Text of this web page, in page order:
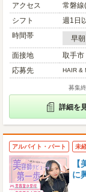
アクセス
常磐線
シフト
週1日
時間帯
早朝
面接地
取手市
応募先
HAIR &
募集
詳細を
アルバイト・パート 未
に